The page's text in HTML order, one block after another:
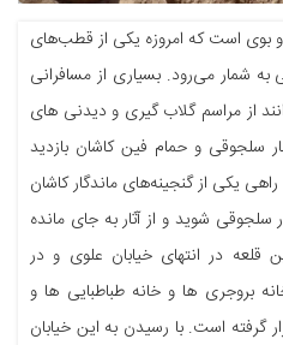
است که امروزه یکی از قطب‌های
شمار می‌رود. بسیاری از مسافرانی
از مراسم گلاب گیری و دیدنی های
سلجوقی و حمام فین کاشان بازدید
یکی از گنجینه‌های ماندگار کاشان
شوید و از آثار به جای مانده
قلعه در انتهای خیابان علوی و در
بروجری ها و خانه طباطبایی ها و
گرفته است. با رسیدن به این خیابان